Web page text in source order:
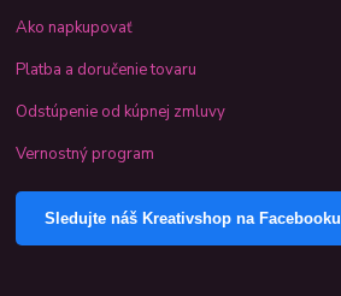
Ako napkupovať
Platba a doručenie tovaru
Odstúpenie od kúpnej zmluvy
Vernostný program
Sledujte náš Kreativshop na Facebooku